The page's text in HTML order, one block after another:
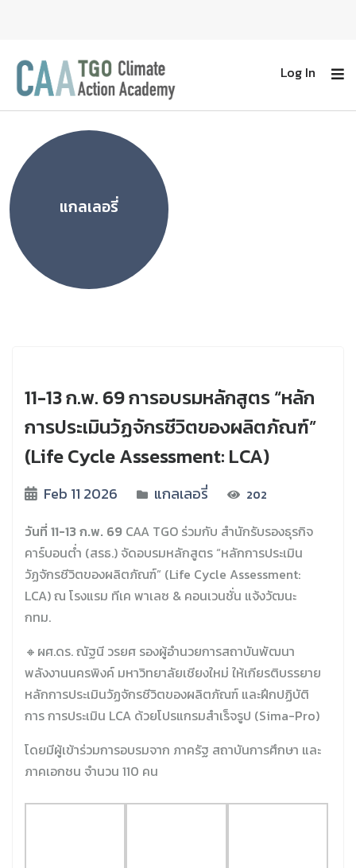
Log In
แกลเลอรี่
11-13 ก.พ. 69 การอบรมหลักสูตร “หลัก
การประเมินวัฏจักรชีวิตของผลิตภัณฑ์”
(Life Cycle Assessment: LCA)
Feb 11 2026 แกลเลอรี่ 202
วันที่ 11-13 ก.พ. 69 CAA TGO ร่วมกับ สำนักรับรองธุรกิจ
คาร์บอนต่ำ (สรธ.) จัดอบรมหลักสูตร “หลักการประเมิน
วัฏจักรชีวิตของผลิตภัณฑ์” (Life Cycle Assessment:
LCA)ณ โรงแรม ทีเค พาเลซ & คอนเวนชั่น แจ้งวัฒนะ
กทม.
🔸 ผศ.ดร.ณัฐนี วรยศ รองผู้อำนวยการสถาบันพัฒนา
พลังงานนครพิงค์ มหาวิทยาลัยเชียงใหม่ ให้เกียรติบรรยาย
หลักการประเมินวัฏจักรชีวิตของผลิตภัณฑ์ และฝึกปฏิบัติ
การการประเมิน LCA ด้วยโปรแกรมสำเร็จรูป (Sima-Pro)
โดยมีผู้เข้าร่วมการอบรมจาก ภาครัฐ สถาบันการศึกษา และ
ภาคเอกชน จำนวน 110 คน